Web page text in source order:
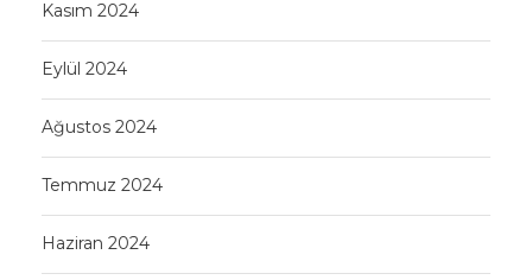
Kasım 2024
Eylül 2024
Ağustos 2024
Temmuz 2024
Haziran 2024